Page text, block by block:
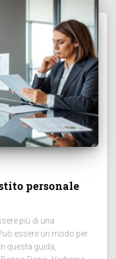
personale
più di una
essere un modo per
questa guida,